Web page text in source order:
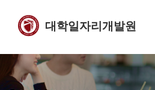
대학일자리개발원